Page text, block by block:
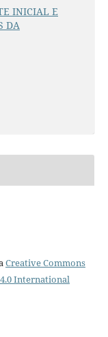
INICIAL E
DA
Creative Commons
International